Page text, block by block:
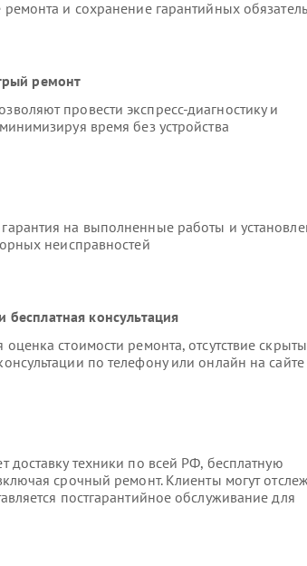
и сохранение гарантийных
ремонт
провести экспресс-диагностику и
время без устройства
на выполненные работы и
неисправностей
консультация
стоимости ремонта, отсутствие
по телефону или онлайн на сайте
доставку техники по всей РФ, бесплатную
срочный ремонт. Клиенты могут
постгарантийное обслуживание для